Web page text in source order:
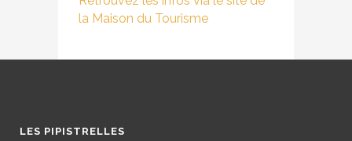
la Maison du Tourisme
LES PIPISTRELLES